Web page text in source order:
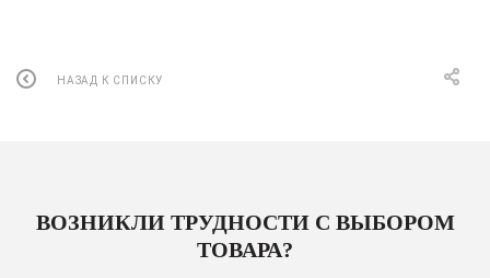
НАЗАД К СПИСКУ
ВОЗНИКЛИ ТРУДНОСТИ С ВЫБОРОМ
ТОВАРА?